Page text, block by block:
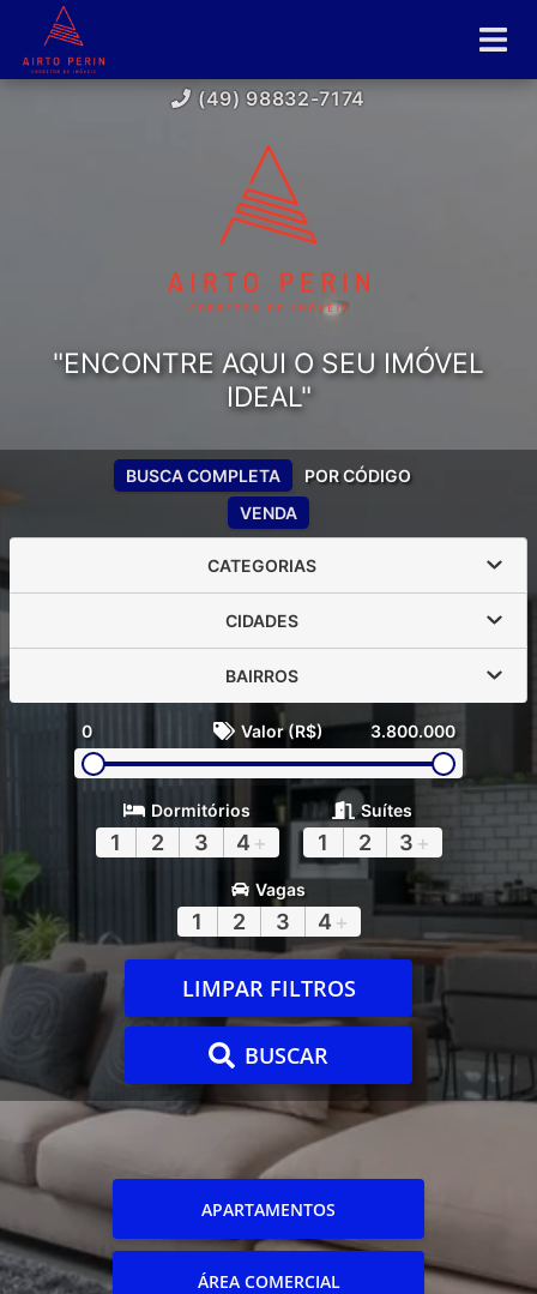
(49) 98832-7174
"ENCONTRE AQUI O SEU IMÓVEL
IDEAL"
VENDA
BUSCA COMPLETA POR CÓDIGO
CATEGORIAS
CIDADES
BAIRROS
0 Valor (R$) 3.800.000
Dormitórios
1 2 3 4 +
Suítes
1 2 3 +
Vagas
1 2 3 4 +
LIMPAR FILTROS
BUSCAR
APARTAMENTOS
ÁREA COMERCIAL